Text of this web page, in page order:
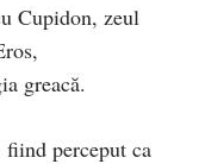
Cupidon, zeul
greacă.
perceput ca